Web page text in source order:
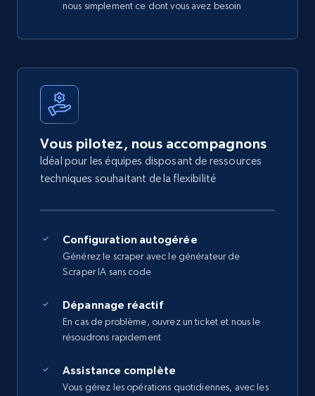
nous simplement ce dont vous avez besoin
Vous pilotez, nous accompagnons
Idéal pour les équipes disposant de ressources
techniques souhaitant de la flexibilité
Configuration autogérée
Générez le scraper avec le générateur de
Scraper IA sans code
Dépannage réactif
En cas de problème, ouvrez un ticket et nous le
résoudrons rapidement
Assistance complète
Vous gérez les opérations quotidiennes, avec les